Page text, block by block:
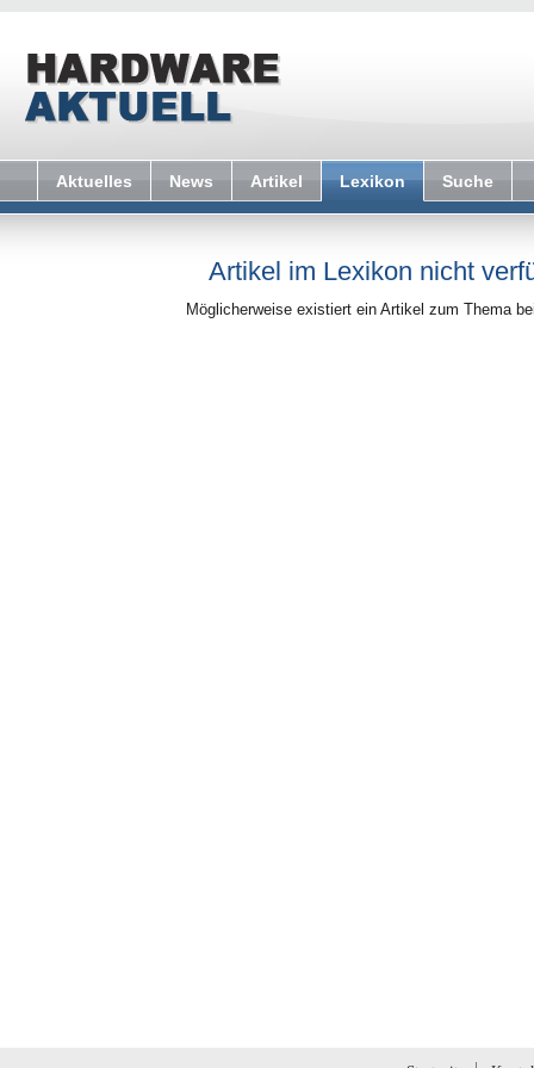
Aktuelles News Artikel Lexikon Suche
Artikel im Lexikon nicht
Möglicherweise existiert ein Artikel zum Thema